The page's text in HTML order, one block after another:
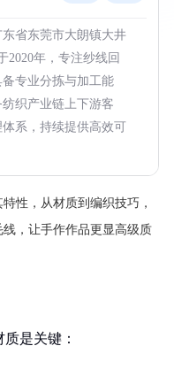
省东莞市大朗镇大井
2020年，专注纱线回
专业分拣与加工能
织产业链上下游客
系，持续提供高效可
性，从材质到编织技巧，
，让手作作品更显高级质
是关键：